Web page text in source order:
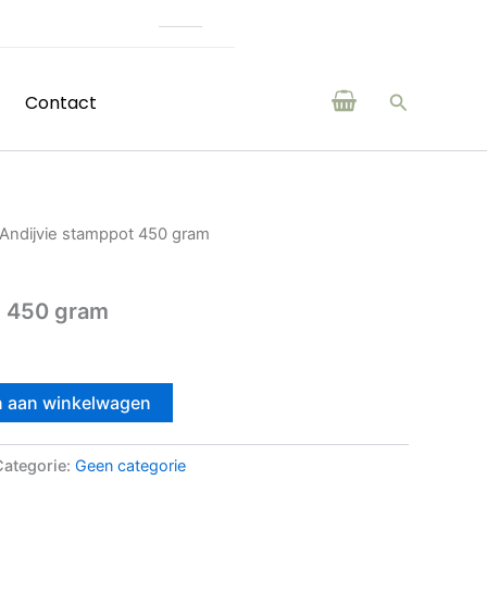
van boeren en makers uit de regio
Contact Zoeken
stamppot 450 gram
gram
aan winkelwagen
Geen categorie